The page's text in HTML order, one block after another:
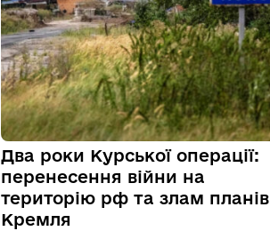
Два роки Курської операції:
перенесення війни на
територію рф та злам планів
Кремля